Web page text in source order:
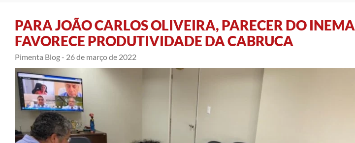
PARA JOÃO CARLOS OLIVEIRA, PARECER DO INEMA
FAVORECE PRODUTIVIDADE DA CABRUCA
Pimenta Blog - 26 de março de 2022